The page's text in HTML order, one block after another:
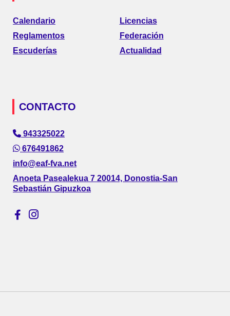
Calendario
Reglamentos
Escuderías
Licencias
Federación
Actualidad
CONTACTO
943325022
676491862
info@eaf-fva.net
Anoeta Pasealekua 7 20014, Donostia-San
Sebastián Gipuzkoa